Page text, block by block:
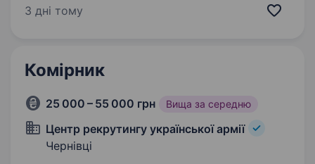
уважні та хочете стабільно заробляти —
3 дні тому
Комірник
25 000 – 55 000 грн Вища за середню
Центр рекрутингу української армії
Чернівці